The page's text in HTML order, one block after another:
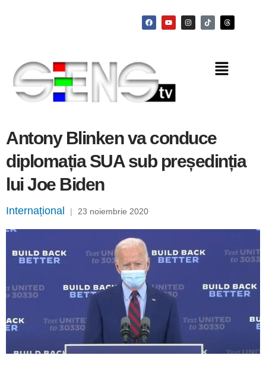
Antony Blinken va conduce
diplomația SUA sub președinția
lui Joe Biden
Internațional | 23 noiembrie 2020